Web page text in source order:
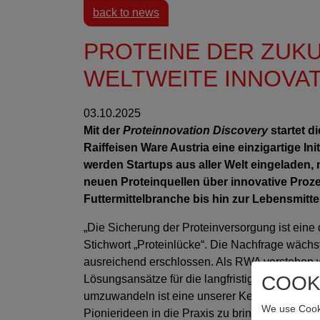
back to news
PROTEINE DER
WELTWEITE
03.10.2025
Mit der Proteinnovation Discoverystartet
Raiffeisen Ware Austria eine einzigartige
werden Startups aus aller Welt
neuen Proteinquellen über innovative
Futtermittelbranche bis hin zur
„Die Sicherung der Proteinversorgung ist
Stichwort „Proteinlücke“. Die Nachfrage
ausreichend erschlossen. Als RWA
Lösungsansätze für die langfristige
umzuwandeln ist eine unserer Kernaufgaben.
Pionierideen in die Praxis zu bringen und
We use